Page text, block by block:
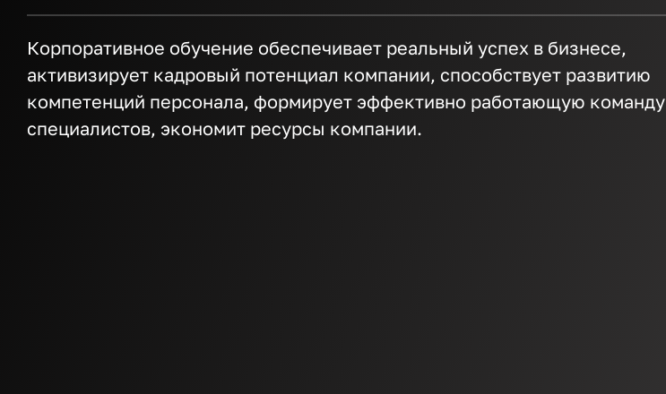
Корпоративное обучение обеспечивает реальный успех в бизнесе,
активизирует кадровый потенциал компании, способствует развитию
компетенций персонала, формирует эффективно работающую команду
специалистов, экономит ресурсы компании.